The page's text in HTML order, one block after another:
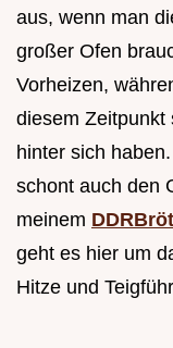
aus, wenn man
großer Ofen
Vorheizen,
diesem Zeitpunkt
hinter sich
schont auch den
meinem
geht es hier um
Hitze und